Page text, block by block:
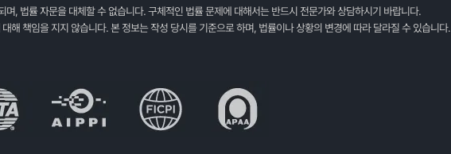
, 법률 자문을 대체할 수 없습니다. 구체적인 법률 문제에 대해서는 반드시 전문가와 상담하시기 바랍니다.
해 책임을 지지 않습니다. 본 정보는 작성 당시를 기준으로 하며, 법률이나 상황의 변경에 따라 달라질 수 있습니다.